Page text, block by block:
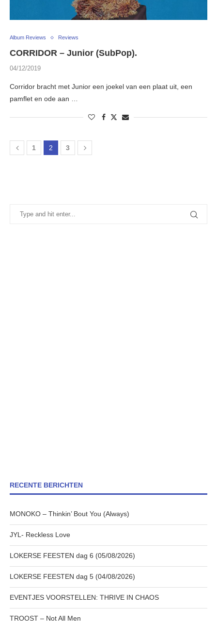
Album Reviews Reviews
CORRIDOR – Junior (SubPop).
04/12/2019
Corridor bracht met Junior een joekel van een plaat uit, een
pamflet en ode aan …
1 2 3
RECENTE BERICHTEN
MONOKO – Thinkin’ Bout You (Always)
JYL- Reckless Love
LOKERSE FEESTEN dag 6 (05/08/2026)
LOKERSE FEESTEN dag 5 (04/08/2026)
EVENTJES VOORSTELLEN: THRIVE IN CHAOS
TROOST – Not All Men